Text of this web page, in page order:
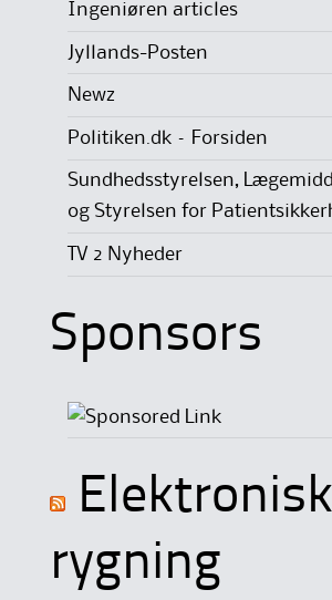
Ingeniøren articles
Jyllands-Posten
Newz
Politiken.dk – Forsiden
Sundhedsstyrelsen,
og Styrelsen for
TV 2 Nyheder
Sponsors
Elektronisk
rygning